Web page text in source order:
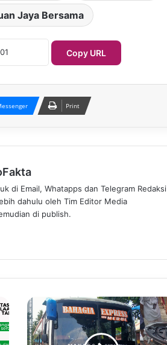
Jaya Bersama
Copy URL
Print
di Email, Whatapps dan Telegram Redaksi
dahulu oleh Tim Editor Media
di publish.